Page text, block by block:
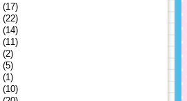
(17)
(22)
(14)
(11)
(2)
(5)
(1)
(10)